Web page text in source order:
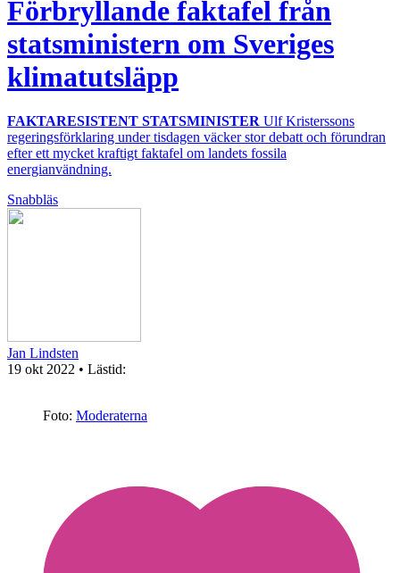
Förbryllande faktafel från
statsministern om Sveriges
klimatutsläpp
FAKTARESISTENT STATSMINISTER Ulf Kristerssons
regeringsförklaring under tisdagen väcker stor debatt och förundran
efter ett mycket kraftigt faktafel om landets fossila
energianvändning.
Snabbläs
Jan Lindsten
19 okt 2022 • Lästid:
Foto: Moderaterna